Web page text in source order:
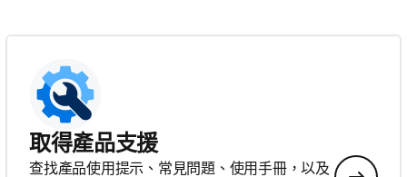
取得產品支援
查找產品使用提示、常見問題、使用手冊，以及